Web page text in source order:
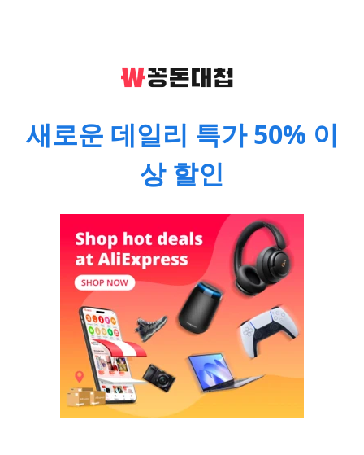
새로운 데일리 특가 50% 이
상 할인